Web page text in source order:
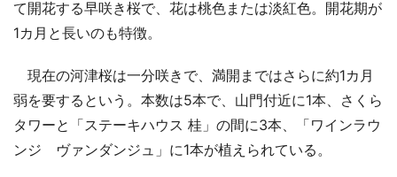
て開花する早咲き桜で、花は桃色または淡紅色。開花期が
1カ月と長いのも特徴。
現在の河津桜は一分咲きで、満開まではさらに約1カ月
弱を要するという。本数は5本で、山門付近に1本、さくら
タワーと「ステーキハウス 桂」の間に3本、「ワインラウ
ンジ ヴァンダンジュ」に1本が植えられている。